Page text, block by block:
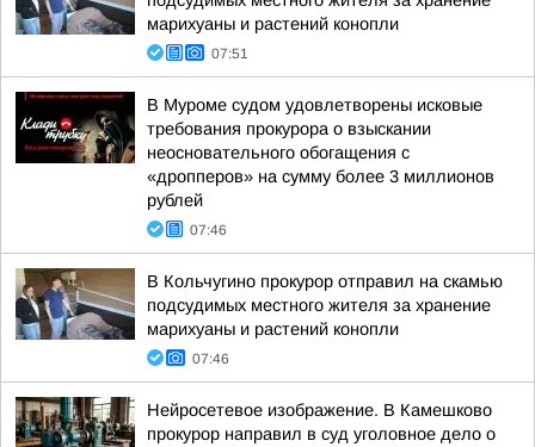
марихуаны и растений конопли
07:51
В Муроме судом удовлетворены исковые
требования прокурора о взыскании
неосновательного обогащения с
«дропперов» на сумму более 3 миллионов
рублей
07:46
В Кольчугино прокурор отправил на скамью
подсудимых местного жителя за хранение
марихуаны и растений конопли
07:46
Нейросетевое изображение. В Камешково
прокурор направил в суд уголовное дело о